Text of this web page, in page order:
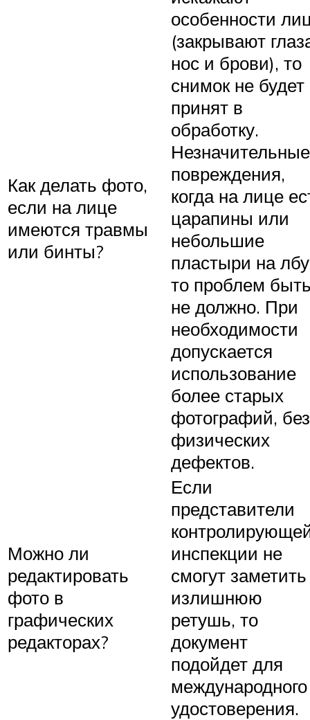
Как делать фото,
если на лице
имеются травмы
или бинты?
особенности
(закрывают
нос и брови), то
снимок не будет
принят в
обработку.
Незначительные
повреждения,
когда на лице
царапины или
небольшие
пластыри на
то проблем
не должно. При
необходимости
допускается
использование
более старых
фотографий, без
физических
дефектов.
Можно ли
редактировать
фото в
графических
редакторах?
Если
представители
инспекции не
смогут заметить
излишнюю
ретушь, то
документ
подойдет для
международного
удостоверения.